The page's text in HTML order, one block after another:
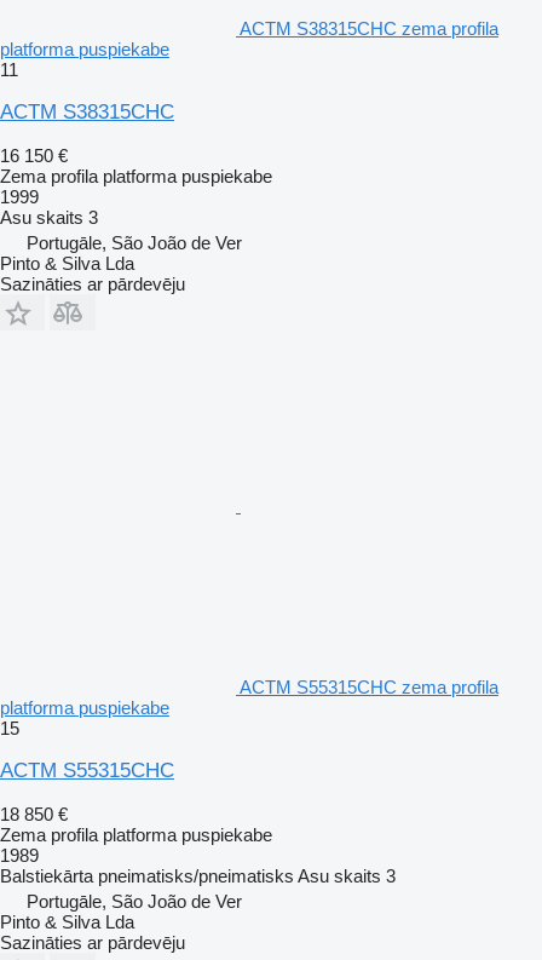
ACTM S38315CHC zema profila
platforma puspiekabe
11
ACTM S38315CHC
16 150 €
Zema profila platforma puspiekabe
1999
Asu skaits 3
Portugāle, São João de Ver
Pinto & Silva Lda
Sazināties ar pārdevēju
ACTM S55315CHC zema profila
platforma puspiekabe
15
ACTM S55315CHC
18 850 €
Zema profila platforma puspiekabe
1989
Balstiekārta pneimatisks/pneimatisks Asu skaits 3
Portugāle, São João de Ver
Pinto & Silva Lda
Sazināties ar pārdevēju